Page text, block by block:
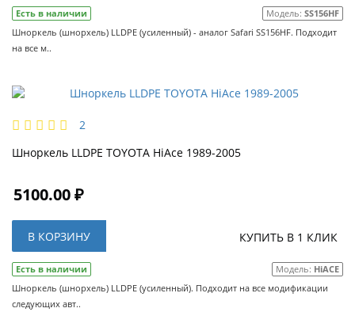
Есть в наличии Модель: SS156HF
Шноркель (шнорхель) LLDPE (усиленный) - аналог Safari SS156HF. Подходит
на все м..
2
Шноркель LLDPE TOYOTA HiAce 1989-2005
5100.00 ₽
В КОРЗИНУ КУПИТЬ В 1 КЛИК
Есть в наличии Модель: HiACE
Шноркель (шнорхель) LLDPE (усиленный). Подходит на все модификации
следующих авт..